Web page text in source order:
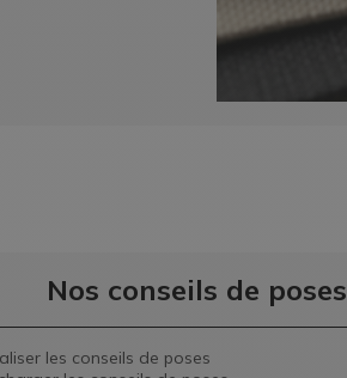
Nos conseils de poses
les conseils de poses